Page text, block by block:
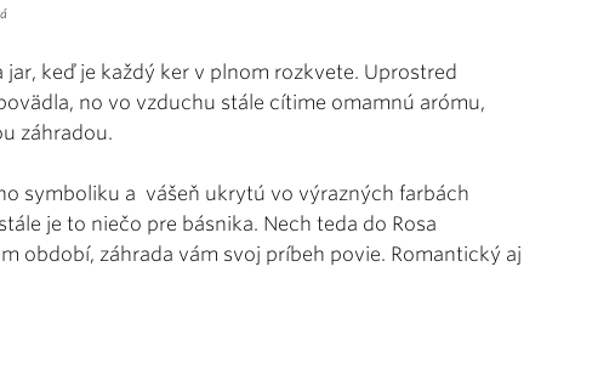
keď je každý ker v plnom rozkvete. Uprostred
no vo vzduchu stále cítime omamnú arómu,
záhradou.
symboliku a vášeň ukrytú vo výrazných farbách
je to niečo pre básnika. Nech teda do Rosa
období, záhrada vám svoj príbeh povie. Romantický aj